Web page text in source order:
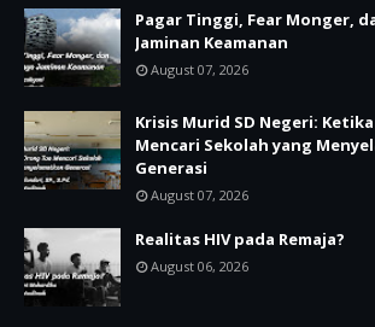
Pagar Tinggi, Fear Monger,
Jaminan Keamanan
August 07, 2026
Krisis Murid SD Negeri:
Mencari Sekolah yang
Generasi
August 07, 2026
Realitas HIV pada Remaja?
August 06, 2026